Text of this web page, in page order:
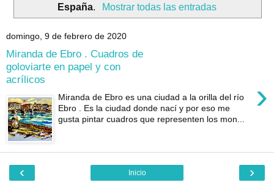
España. Mostrar todas las entradas
domingo, 9 de febrero de 2020
Miranda de Ebro . Cuadros de
goloviarte en papel y con
acrílicos
›
Miranda de Ebro es una ciudad a la orilla del río
Ebro . Es la ciudad donde nací y por eso me
gusta pintar cuadros que representen los mon...
‹ ›
Inicio